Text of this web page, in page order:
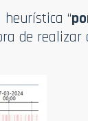
“
de realizar